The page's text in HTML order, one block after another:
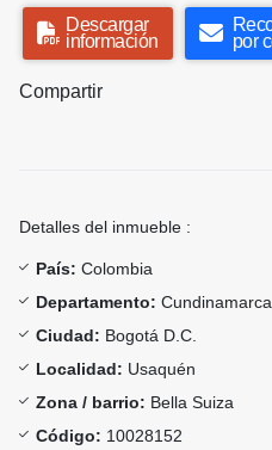
Descargar
información
por
Compartir
Detalles del inmueble :
País: Colombia
Departamento: Cundinamarca
Ciudad: Bogotá D.C.
Localidad: Usaquén
Zona / barrio: Bella Suiza
Código: 10028152